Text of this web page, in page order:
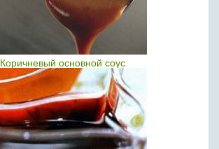
Коричневый основной соус